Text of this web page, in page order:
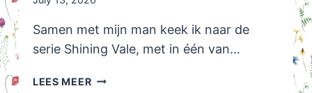
Samen met mijn man keek ik naar de
serie Shining Vale, met in één van…
LEES MEERSHINING